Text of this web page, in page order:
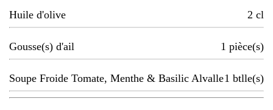
Huile d'olive 2 cl
Gousse(s) d'ail 1 pièce(s)
Soupe Froide Tomate, Menthe & Basilic Alvalle1 btlle(s)